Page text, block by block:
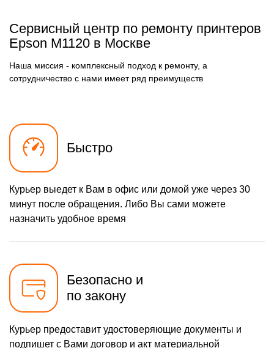
Сервисный центр по ремонту принтеров
Epson M1120 в Москве
Наша миссия - комплексный подход к ремонту, а
сотрудничество с нами имеет ряд преимуществ
Быстро
Курьер выедет к Вам в офис или домой уже через 30
минут после обращения. Либо Вы сами можете
назначить удобное время
Безопасно и
по закону
Курьер предоставит удостоверяющие документы и
подпишет с Вами договор и акт материальной